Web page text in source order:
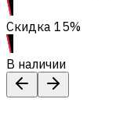
Скидка 15%
В наличии